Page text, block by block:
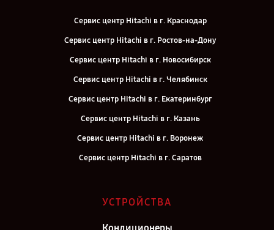
Сервис центр Hitachi в г. Краснодар
Сервис центр Hitachi в г. Ростов-на-Дону
Сервис центр Hitachi в г. Новосибирск
Сервис центр Hitachi в г. Челябинск
Сервис центр Hitachi в г. Екатеринбург
Сервис центр Hitachi в г. Казань
Сервис центр Hitachi в г. Воронеж
Сервис центр Hitachi в г. Саратов
Сервис центр Hitachi в г. Киров
УСТРОЙСТВА